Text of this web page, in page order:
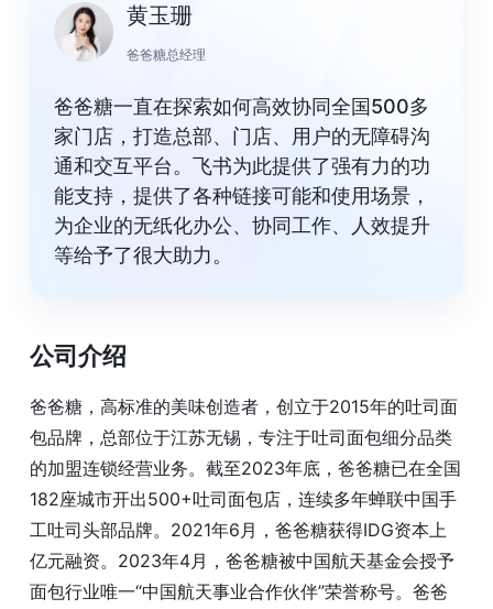
黄玉珊
爸爸糖总经理
爸爸糖一直在探索如何高效协同全国500多
家门店，打造总部、门店、用户的无障碍沟
通和交互平台。飞书为此提供了强有力的功
能支持，提供了各种链接可能和使用场景，
为企业的无纸化办公、协同工作、人效提升
等给予了很大助力。
公司介绍
爸爸糖，高标准的美味创造者，创立于2015年的吐司面
包品牌，总部位于江苏无锡，专注于吐司面包细分品类
的加盟连锁经营业务。截至2023年底，爸爸糖已在全国
182座城市开出500+吐司面包店，连续多年蝉联中国手
工吐司头部品牌。2021年6月，爸爸糖获得IDG资本上
亿元融资。2023年4月，爸爸糖被中国航天基金会授予
面包行业唯一“中国航天事业合作伙伴”荣誉称号。爸爸